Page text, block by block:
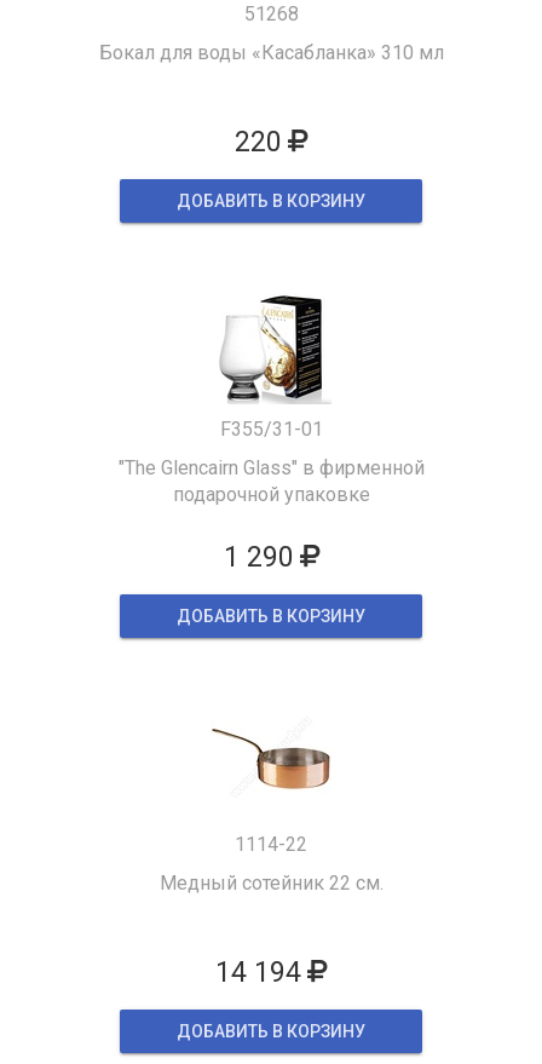
51268
Бокал для воды «Касабланка» 310 мл
220
ДОБАВИТЬ В КОРЗИНУ
F355/31-01
"The Glencairn Glass" в фирменной
подарочной упаковке
1 290
ДОБАВИТЬ В КОРЗИНУ
1114-22
Медный сотейник 22 см.
14 194
ДОБАВИТЬ В КОРЗИНУ